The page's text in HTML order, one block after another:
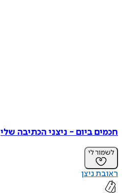
חכמים ביום - ניצני הכתיבה שלי
לשמור לי
ראובת ניצן